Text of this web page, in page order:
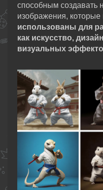
способным создавать
изображения, которые
использованы для
как искусство,
визуальных